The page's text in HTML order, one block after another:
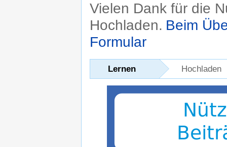
Vielen Dank für die
Hochladen. Beim
Formular
Lernen Hochladen